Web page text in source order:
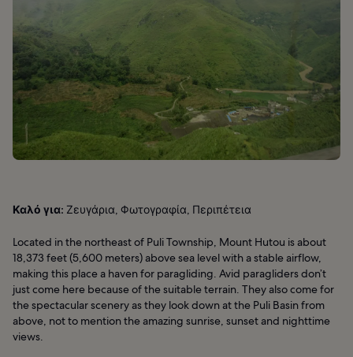
Καλό για: Ζευγάρια, Φωτογραφία, Περιπέτεια
Located in the northeast of Puli Township, Mount Hutou is about
18,373 feet (5,600 meters) above sea level with a stable airflow,
making this place a haven for paragliding. Avid paragliders don’t
just come here because of the suitable terrain. They also come for
the spectacular scenery as they look down at the Puli Basin from
above, not to mention the amazing sunrise, sunset and nighttime
views.